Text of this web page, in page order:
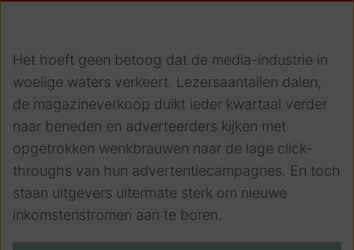
Het hoeft geen betoog dat de media-industrie in
woelige waters verkeert. Lezersaantallen dalen,
de magazineverkoop duikt ieder kwartaal verder
naar beneden en adverteerders kijken met
opgetrokken wenkbrauwen naar de lage click-
throughs van hun advertentiecampagnes. En toch
staan uitgevers uitermate sterk om nieuwe
inkomstenstromen aan te boren.